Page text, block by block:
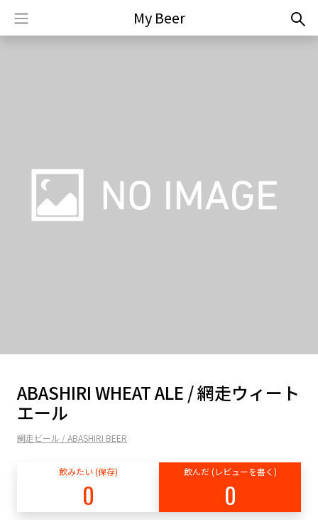
My Beer
ABASHIRI WHEAT ALE / 網走ウィート
エール
網走ビール / ABASHIRI BEER
飲みたい (保存)
0
飲んだ (レビューを書く)
0